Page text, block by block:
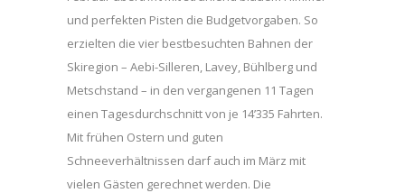
und perfekten Pisten die Budgetvorgaben. So
erzielten die vier bestbesuchten Bahnen der
Skiregion – Aebi-Silleren, Lavey, Bühlberg und
Metschstand – in den vergangenen 11 Tagen
einen Tagesdurchschnitt von je 14’335 Fahrten.
Mit frühen Ostern und guten
Schneeverhältnissen darf auch im März mit
vielen Gästen gerechnet werden. Die